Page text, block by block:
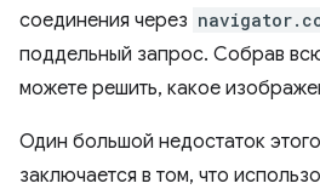
соединения через
поддельный запрос. Собрав
можете решить, какое
Один большой недостаток
заключается в том, что